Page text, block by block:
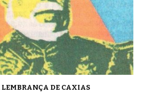
LEMBRANÇA DE CAXIAS